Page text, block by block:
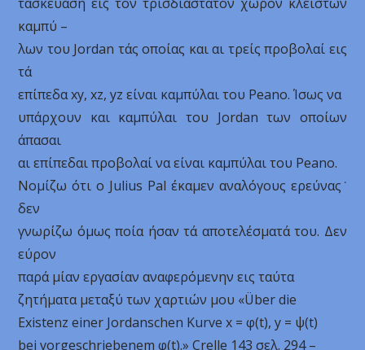
καμπύ –
λων του Jordan τάς οποίας και αι τρείς προβολαί εις
τά
επίπεδα xy, xz, yz είναι καμπύλαι του Peano. Ίσως να
υπάρχουν και καμπύλαι του Jordan των οποίων
άπασαι
αι επίπεδαι προβολαί να είναι καμπύλαι του Peano.
Νομίζω ότι ο Julius Pal έκαμεν αναλόγους ερεύνας˙
δεν
γνωρίζω όμως ποία ήσαν τά αποτελέσματά του. Δεν
εύρον
παρά μίαν εργασίαν αναφερόμενην εις ταύτα
ζητήματα μεταξύ των χαρτιών μου «Über die
Existenz einer Jordanschen Kurve x = φ(t), y = ψ(t)
bei vorgeschriebenem φ(t).» Crelle 143 σελ. 294 –